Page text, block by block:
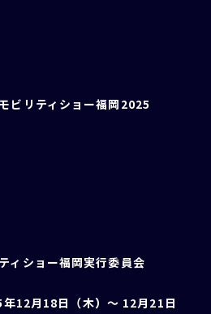
ビリティショー福岡2025
ィショー福岡実行委員会
12月18日（木） ～ 12月21日